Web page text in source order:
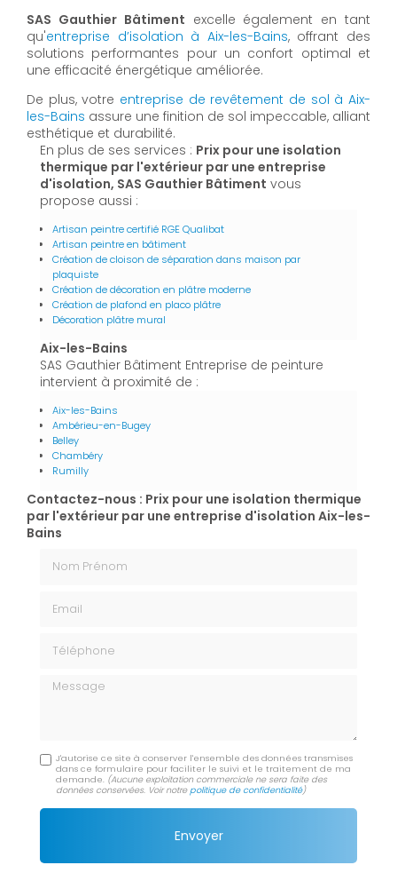
SAS Gauthier Bâtiment excelle également en tant
qu'entreprise d’isolation à Aix-les-Bains, offrant des
solutions performantes pour un confort optimal et
une efficacité énergétique améliorée.
De plus, votre entreprise de revêtement de sol à Aix-
les-Bains assure une finition de sol impeccable, alliant
esthétique et durabilité.
En plus de ses services : Prix pour une isolation
thermique par l'extérieur par une entreprise
d'isolation, SAS Gauthier Bâtiment vous
propose aussi :
Artisan peintre certifié RGE Qualibat
Artisan peintre en bâtiment
Création de cloison de séparation dans maison par
plaquiste
Création de décoration en plâtre moderne
Création de plafond en placo plâtre
Décoration plâtre mural
Aix-les-Bains
SAS Gauthier Bâtiment Entreprise de peinture
intervient à proximité de :
Aix-les-Bains
Ambérieu-en-Bugey
Belley
Chambéry
Rumilly
Contactez-nous : Prix pour une isolation thermique
par l'extérieur par une entreprise d'isolation Aix-les-
Bains
Message
J'autorise ce site à conserver l'ensemble des données transmises
dans ce formulaire pour faciliter le suivi et le traitement de ma
demande. (Aucune exploitation commerciale ne sera faite des
données conservées. Voir notrepolitique de confidentialité)